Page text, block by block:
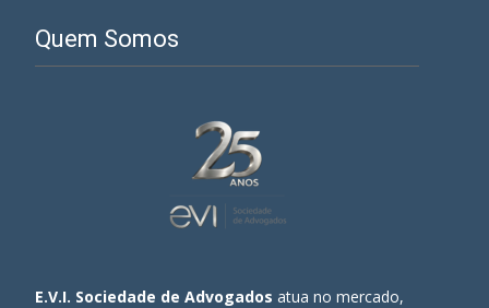
Quem Somos
E.V.I. Sociedade de Advogados atua no mercado,